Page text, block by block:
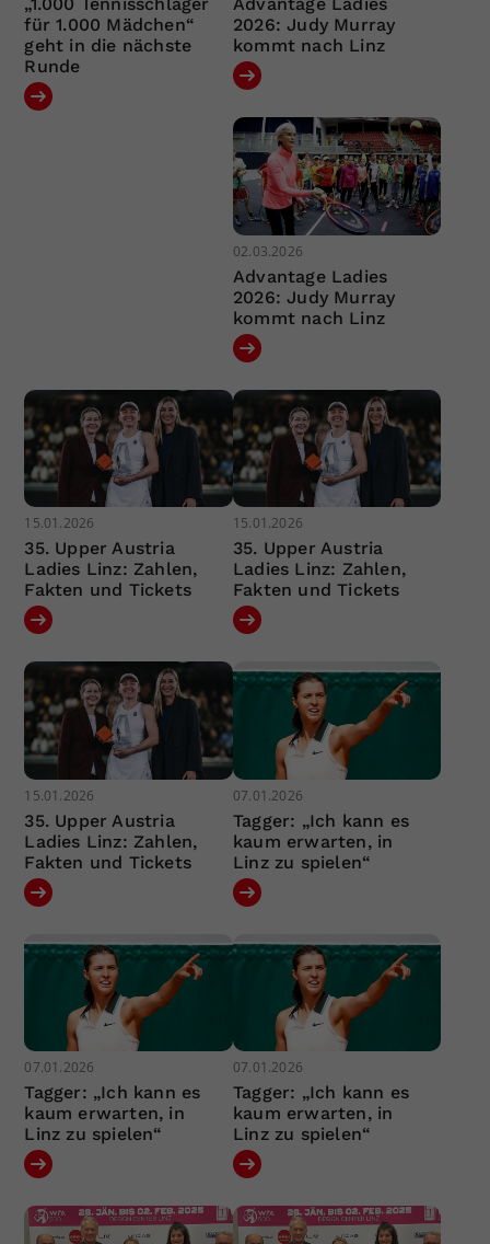
für 1.000 Mädchen“
geht in die nächste
Runde
2026: Judy Murray
kommt nach Linz
02.03.2026
Advantage Ladies
2026: Judy Murray
kommt nach Linz
15.01.2026
35. Upper Austria
Ladies Linz: Zahlen,
Fakten und Tickets
15.01.2026
35. Upper Austria
Ladies Linz: Zahlen,
Fakten und Tickets
15.01.2026
35. Upper Austria
Ladies Linz: Zahlen,
Fakten und Tickets
07.01.2026
Tagger: „Ich kann es
kaum erwarten, in
Linz zu spielen“
07.01.2026
Tagger: „Ich kann es
kaum erwarten, in
Linz zu spielen“
07.01.2026
Tagger: „Ich kann es
kaum erwarten, in
Linz zu spielen“